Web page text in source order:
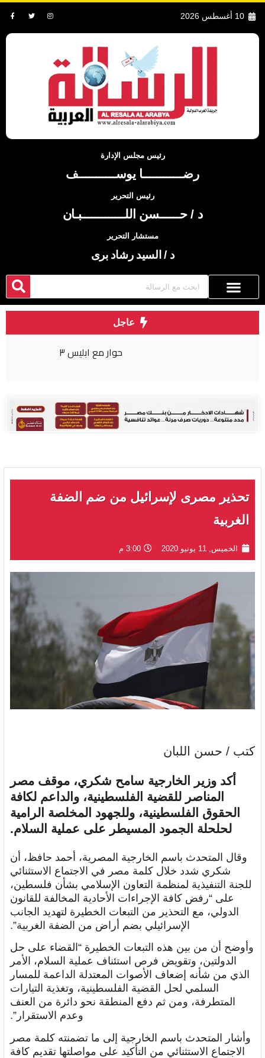
10 أغسطس 2026
رئيس مجلس الإدارة
رضــــــــــــا يوســـــــــــف
رئيس التحرير
د / حــــــسن اللـــــــــــــبـان
مستشار التحرير
د / السيد رشاد برى
عاجل
تحذير مصرى لإسرائيل من ضم الضفة
الغربية
الخميس, 11 يونيو 2020 3:00 م
كتب / حسن اللبان
أكد وزير الخارجية سامح شكري، موقف مصر
المناصر للقضية الفلسطينية، والداعم لكافة
الحقوق الفلسطينية، وللجهود المخلصة الرامية
لحلحلة الجمود المسيطر على عملية السلام.
وقال المتحدث باسم الخارجية المصرية، أحمد حافظ، أن
شكري شدد خلال كلمة مصر في الاجتماع الاستثنائي
للجنة التنفيذية لمنظمة التعاون الإسلامي بشأن فلسطين،
على “رفض كافة الإجراءات الأحادية المخالفة للقانون
الدولي، مع التحذير من التبعات الخطيرة لتهديد الجانب
الإسرائيلي بضم أراض من الضفة الغربية”.
وأوضح أن من بين هذه التبعات الخطيرة “القضاء على حل
الدولتين، وتقويض فرص استئناف عملية السلام، الأمر
الذي من شأنه إضعاف الأصوات المعتدلة الداعمة للمسار
السلمي لحل القضية الفلسطينية، وتغذية التيارات
المتطرفة، ومن ثم دفع المنطقة نحو دائرة من العنف
وعدم الاستقرار”.
وأشار المتحدث باسم الخارجية إلى ما تضمنته كلمة مصر
الاجتماع الاستثنائي من التأكيد على مواصلتها تقديم كافة